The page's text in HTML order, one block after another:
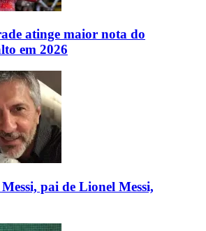
atinge maior nota do
em 2026
pai de Lionel Messi,